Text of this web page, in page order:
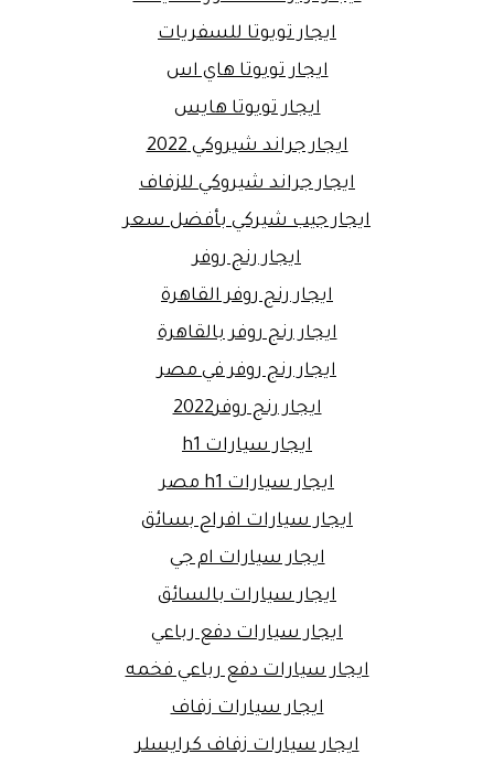
ايجار تويوتا للسفريات
ايجار تويوتا هاي اس
ايجار تويوتا هايس
ايجار جراند شيروكي 2022
ايجار جراند شيروكي للزفاف
ايجار جيب شيركي بأفضل سعر
ايجار رنج روفر
ايجار رنج روفر القاهرة
ايجار رنج روفر بالقاهرة
ايجار رنج روفر في مصر
ايجار رنج روفر2022
ايجار سيارات h1
ايجار سيارات h1 مصر
ايجار سيارات افراح بسائق
ايجار سيارات ام جي
ايجار سيارات بالسائق
ايجار سيارات دفع رباعي
ايجار سيارات دفع رباعي فخمه
ايجار سيارات زفاف
ايجار سيارات زفاف كرايسلر